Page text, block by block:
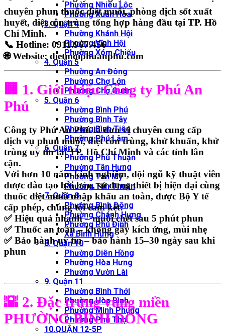
Phường Nhiêu Lộc
Phường Xuân Hòa
3. Quận 4
Phường Khánh Hội
Phường Vĩnh Hội
Phường Xóm Chiếu
4. Quận 5
Phường An Đông
Phường Chợ Lớn
Phường Chợ Quán
5. Quận 6
Phường Bình Phú
Phường Bình Tây
Phường Bình Tiên
Phường Phú Lâm
6. Quận 7
Phường Phú Thuận
Phường Tân Hưng
Phường Tân Mỹ
Phường Tân Thuận
7. Quận 8
Phường Bình Đông
Phường Chánh Hưng
Phường Phú Định
Xã Bình Hưng
8. Quận 10
Phường Diên Hồng
Phường Hòa Hưng
Phường Vườn Lài
9. Quận 11
Phường Bình Thới
Phường Hòa Bình
Phường Minh Phụng
Phường Phú Thọ
10.QUẬN 12-5P
chuyên phun thuốc diệt muỗi, phòng dịch sốt xuất
huyết, diệt côn trùng tổng hợp hàng đầu tại TP. Hồ
Chí Minh.
📞 Hotline: 0911.967.456
🌐Website: dietmoiphuanphu.com
🏢 1. Giới thiệu Công ty Phú An
Phú
Công ty Phú An Phúlà đơn vị chuyên cung cấp
dịch vụ phun muỗi, diệt côn trùng, khử khuẩn, khử
trùng uy tín tại TP. Hồ Chí Minh và các tỉnh lân
cận.
Với hơn 10 năm kinh nghiệm, đội ngũ kỹ thuật viên
được đào tạo bài bản, sử dụng thiết bị hiện đại cùng
thuốc diệt muỗi nhập khẩu an toàn, được Bộ Y tế
cấp phép, chúng tôi cam kết:
✅ Hiệu quả nhanh – muỗi chết sau 5 phút phun
✅ Thuốc an toàn – không gây kích ứng, mùi nhẹ
✅ Bảo hành uy tín – bảo hành 15–30 ngày sau khi
phun
🌇 2. Đặc trưng vùng miền
PHƯỜNG BÌNH ĐÔNG